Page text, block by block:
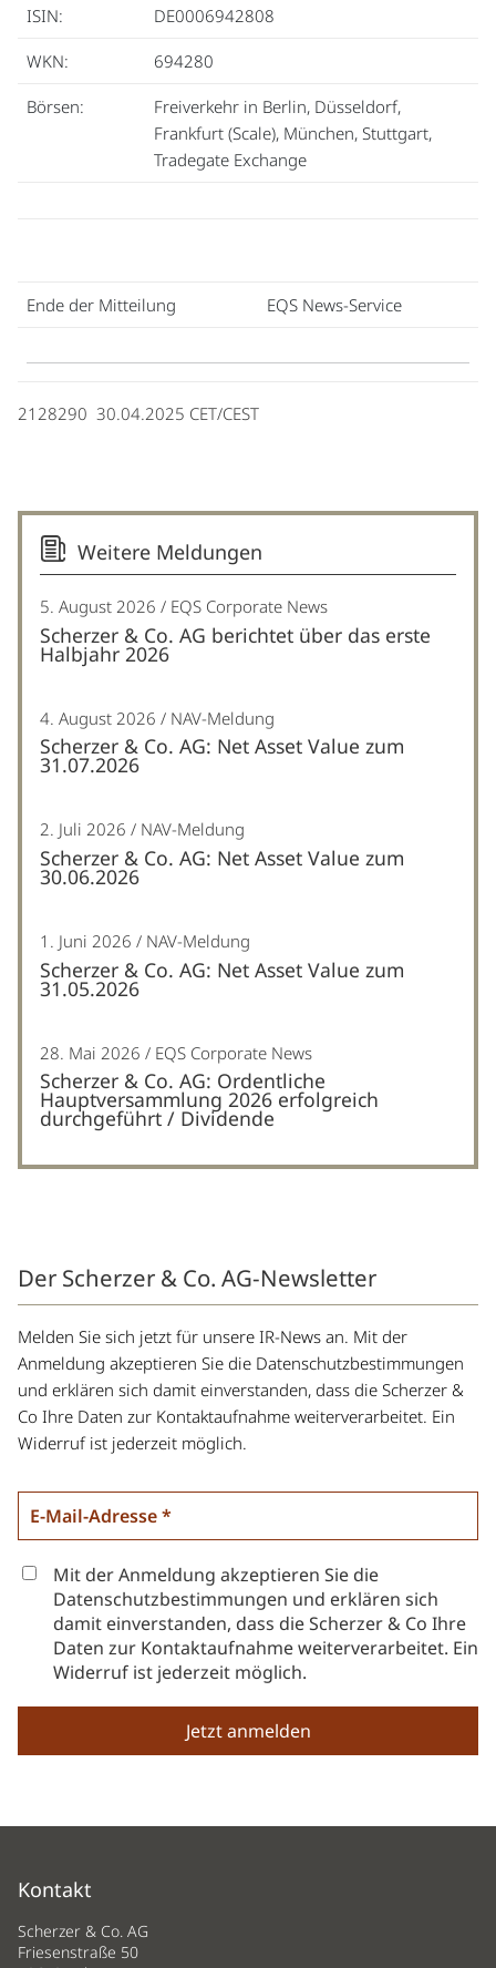
ISIN: DE0006942808
WKN: 694280
Börsen:
Freiverkehr in Berlin, Düsseldorf,
Frankfurt (Scale), München, Stuttgart,
Tradegate Exchange
Ende der Mitteilung EQS News-Service
2128290 30.04.2025 CET/CEST
Weitere Meldungen
5. August 2026 EQS Corporate News
Scherzer & Co. AG berichtet über das erste
Halbjahr 2026
4. August 2026 NAV-Meldung
Scherzer & Co. AG: Net Asset Value zum
31.07.2026
2. Juli 2026 NAV-Meldung
Scherzer & Co. AG: Net Asset Value zum
30.06.2026
1. Juni 2026 NAV-Meldung
Scherzer & Co. AG: Net Asset Value zum
31.05.2026
28. Mai 2026 EQS Corporate News
Scherzer & Co. AG: Ordentliche
Hauptversammlung 2026 erfolgreich
durchgeführt / Dividende
Der Scherzer & Co. AG-Newsletter
Melden Sie sich jetzt für unsere IR-News an. Mit der
Anmeldung akzeptieren Sie die Datenschutzbestimmungen
und erklären sich damit einverstanden, dass die Scherzer &
Co Ihre Daten zur Kontaktaufnahme weiterverarbeitet. Ein
Widerruf ist jederzeit möglich.
Mit der Anmeldung akzeptieren Sie die
Datenschutzbestimmungen und erklären sich
damit einverstanden, dass die Scherzer & Co Ihre
Daten zur Kontaktaufnahme weiterverarbeitet. Ein
Widerruf ist jederzeit möglich.
Kontakt
Scherzer & Co. AG
Friesenstraße 50